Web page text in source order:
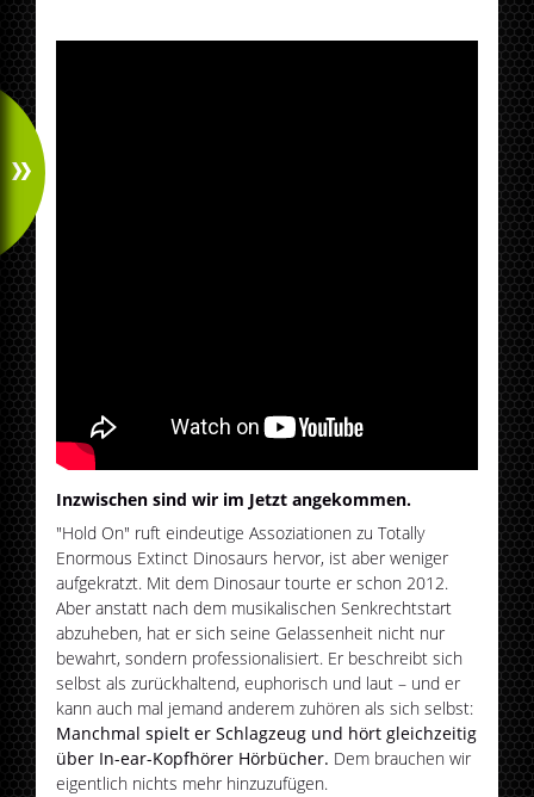
Inzwischen sind wir im Jetzt angekommen.
"Hold On" ruft eindeutige Assoziationen zu Totally
Enormous Extinct Dinosaurs hervor, ist aber weniger
aufgekratzt. Mit dem Dinosaur tourte er schon 2012.
Aber anstatt nach dem musikalischen Senkrechtstart
abzuheben, hat er sich seine Gelassenheit nicht nur
bewahrt, sondern professionalisiert. Er beschreibt sich
selbst als zurückhaltend, euphorisch und laut – und er
kann auch mal jemand anderem zuhören als sich selbst:
Manchmal spielt er Schlagzeug und hört gleichzeitig
über In-ear-Kopfhörer Hörbücher. Dem brauchen wir
eigentlich nichts mehr hinzuzufügen.